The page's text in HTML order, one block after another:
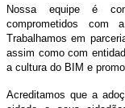
Nossa equipe é
comprometidos com
Trabalhamos em
assim como com
a cultura do BIM e
Acreditamos que a